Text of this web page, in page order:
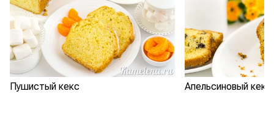
Пушистый кекс Апельсиновый